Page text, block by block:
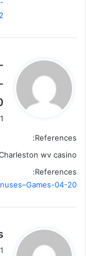
ي
21
References:
wv casino
References:
04-20
ي
ق
21